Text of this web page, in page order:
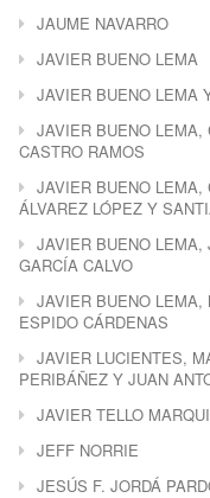
JAUME NAVARRO
JAVIER BUENO LEMA
JAVIER BUENO LEMA
JAVIER BUENO
CASTRO RAMOS
JAVIER BUENO LEMA,
ÁLVAREZ LÓPEZ Y
JAVIER BUENO
GARCÍA CALVO
JAVIER BUENO LEMA,
ESPIDO CÁRDENAS
JAVIER LUCIENTES,
PERIBÁÑEZ Y JUAN
JAVIER TELLO
JEFF NORRIE
JESÚS F. JORDÁ